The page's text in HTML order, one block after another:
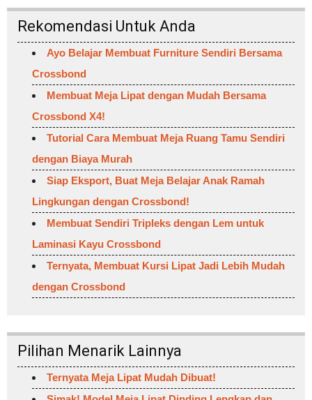
Rekomendasi Untuk Anda
Ayo Belajar Membuat Furniture Sendiri Bersama
Crossbond
Membuat Meja Lipat dengan Mudah Bersama
Crossbond X4!
Tutorial Cara Membuat Meja Ruang Tamu Sendiri
dengan Biaya Murah
Siap Eksport, Buat Meja Belajar Anak Ramah
Lingkungan dengan Crossbond!
Membuat Sendiri Tripleks dengan Lem untuk
Laminasi Kayu Crossbond
Ternyata, Membuat Kursi Lipat Jadi Lebih Mudah
dengan Crossbond
Pilihan Menarik Lainnya
Ternyata Meja Lipat Mudah Dibuat!